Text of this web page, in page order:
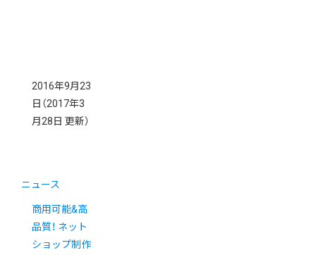
2016年9月23
日 （2017年3
月28日 更新）
ニュース
商用可能&高
品質！ ネット
ショップ制作